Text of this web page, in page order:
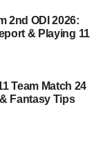
2nd ODI 2026:
& Playing 11
Team Match 24
Fantasy Tips